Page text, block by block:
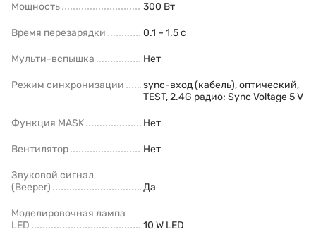
Мощность 300 Вт
Время перезарядки 0.1 – 1.5 с
Мульти-вспышка Нет
Режим синхронизации
sync-вход (кабель), оптический,
TEST, 2.4G радио; Sync Voltage 5 V
Функция MASK Нет
Вентилятор Нет
Звуковой сигнал
(Beeper)
Да
Моделировочная лампа
LED
10 W LED